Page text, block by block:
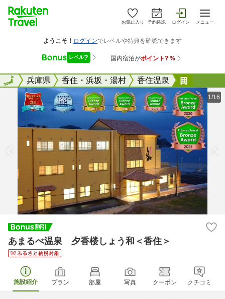
お気に入り 予約確認 ログイン メニュー
全国兵庫県 香住・浜坂・湯村 香住温泉
全国
1/16
あまるべ温泉 夕香楼しょう和＜香住＞
施設紹介 プラン 部屋 写真 クーポン クチコミ